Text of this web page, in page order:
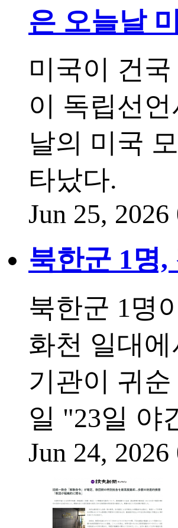
은 오늘날
미국이 건
이 독립선
날의 미국
타났다.
Jun 25,
북한군 1명
북한군 1명
화천 일대
기관이 귀
일 "23일 야
Jun 24,